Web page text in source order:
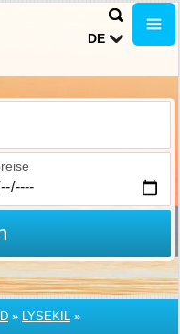
DE
» LYSEKIL »